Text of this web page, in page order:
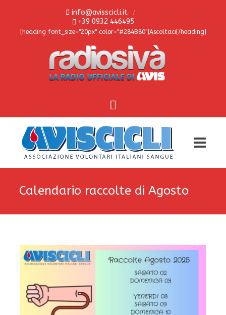
info@avisscicli.it
+39 0932 446495
[heading font_size="20px" color="#284B80"]Ascoltaci[/heading]
Calendario raccolte di Agosto